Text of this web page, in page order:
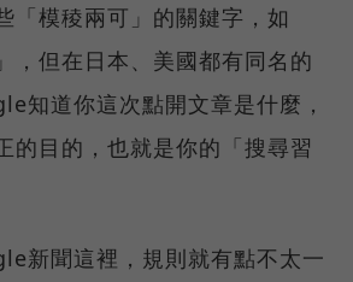
「模稜兩可」的關鍵字，如
，但在日本、美國都有同名的
知道你這次點開文章是什麼，
的目的，也就是你的「搜尋習
新聞這裡，規則就有點不太一